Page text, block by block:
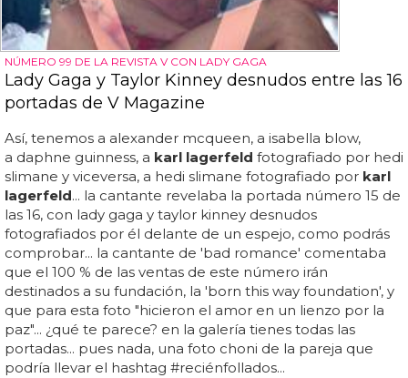
NÚMERO 99 DE LA REVISTA V CON LADY GAGA
Lady Gaga y Taylor Kinney desnudos entre las 16
portadas de V Magazine
Así, tenemos a alexander mcqueen, a isabella blow,
a daphne guinness, a karl lagerfeld fotografiado por hedi
slimane y viceversa, a hedi slimane fotografiado por karl
lagerfeld... la cantante revelaba la portada número 15 de
las 16, con lady gaga y taylor kinney desnudos
fotografiados por él delante de un espejo, como podrás
comprobar... la cantante de 'bad romance' comentaba
que el 100 % de las ventas de este número irán
destinados a su fundación, la 'born this way foundation', y
que para esta foto "hicieron el amor en un lienzo por la
paz"... ¿qué te parece? en la galería tienes todas las
portadas... pues nada, una foto choni de la pareja que
podría llevar el hashtag #reciénfollados...